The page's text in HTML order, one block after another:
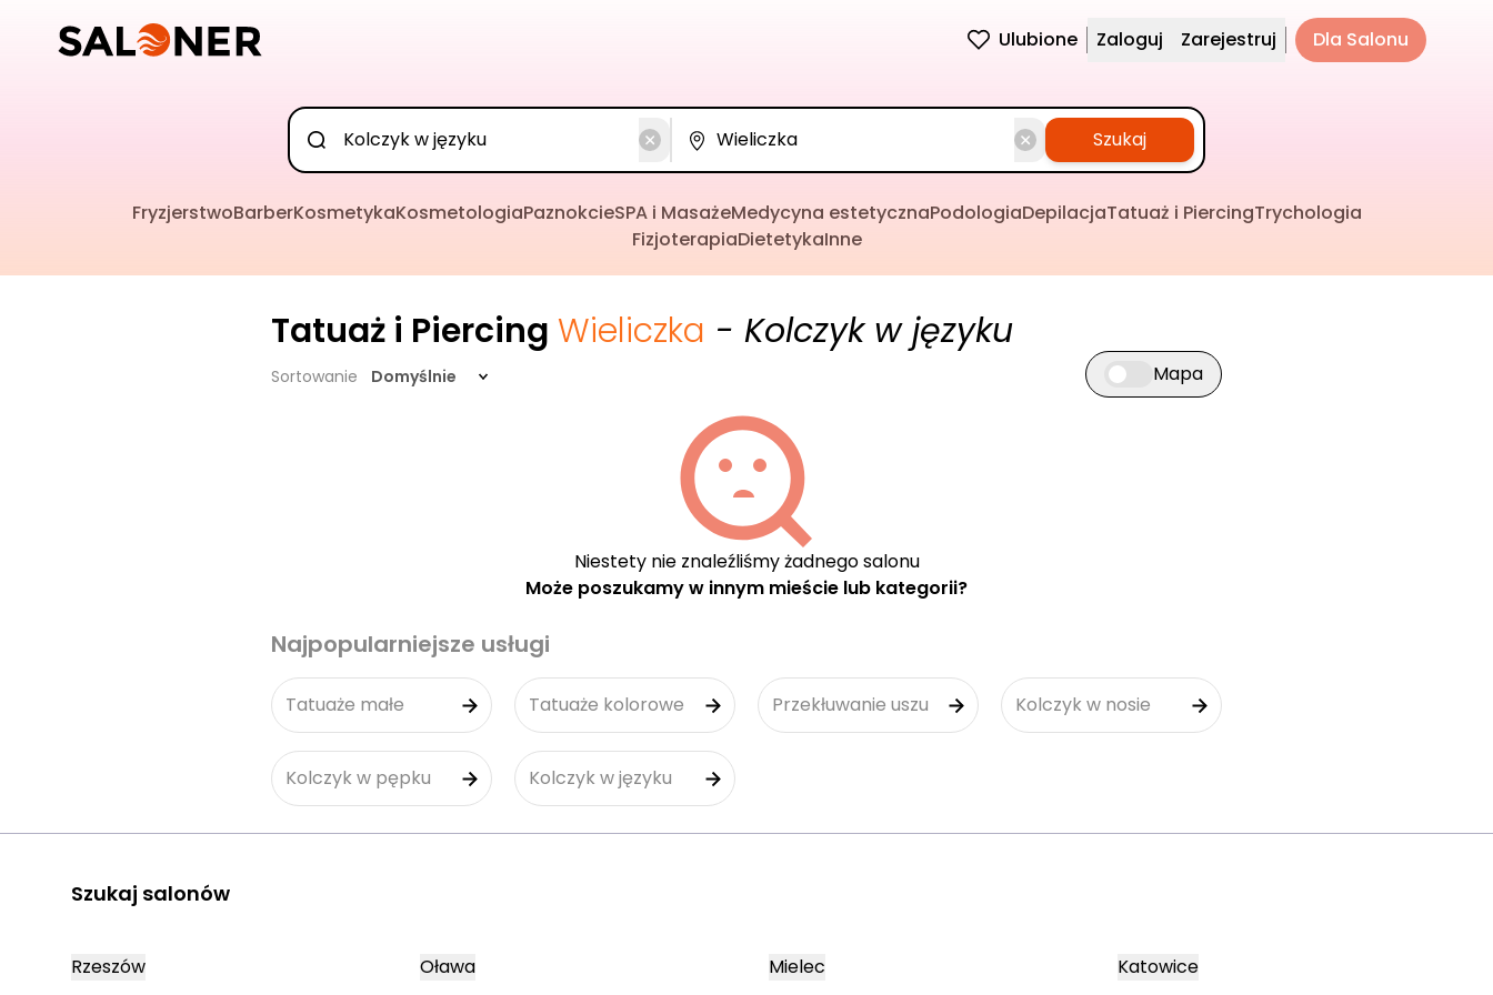
Ulubione Zaloguj Zarejestruj Dla Salonu
Szukaj
FryzjerstwoBarberKosmetykaKosmetologiaPaznokcieSPA i MasażeMedycyna estetycznaPodologiaDepilacjaTatuaż i PiercingTrychologia
FizjoterapiaDietetykaInne
Tatuaż i Piercing Wieliczka - Kolczyk w języku
Sortowanie Domyślnie Przełącz widok mapy
Mapa
Niestety nie znaleźliśmy żadnego salonu
Może poszukamy w innym mieście lub kategorii?
Najpopularniejsze usługi
Tatuaże małe Tatuaże kolorowe Przekłuwanie uszu Kolczyk w nosie
Kolczyk w pępku Kolczyk w języku
Szukaj salonów
Rzeszów Oława Mielec Katowice